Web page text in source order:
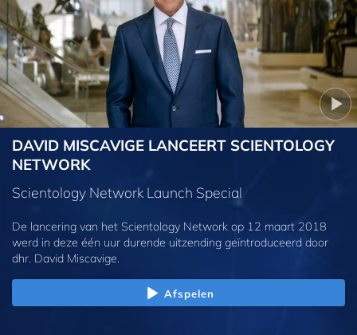
DAVID MISCAVIGE LANCEERT SCIENTOLOGY
NETWORK
Scientology Network Launch Special
De lancering van het Scientology Network op 12 maart 2018
werd in deze één uur durende uitzending geïntroduceerd door
dhr. David Miscavige.
Afspelen